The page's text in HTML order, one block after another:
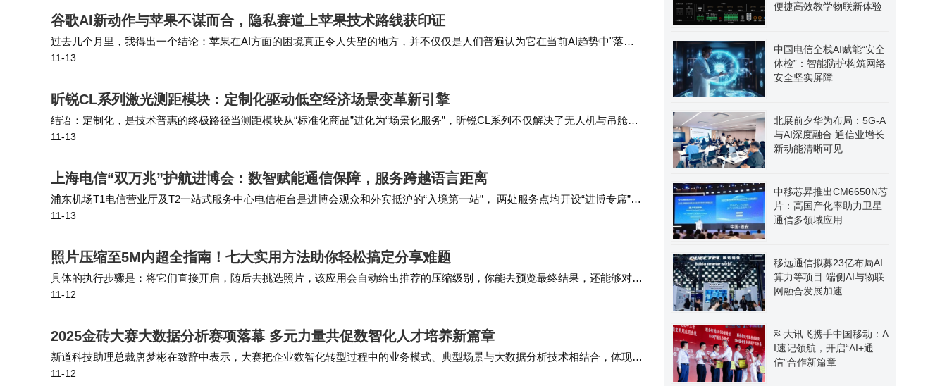
谷歌AI新动作与苹果不谋而合，隐私赛道上苹果技术路线获印证
过去几个月里，我得出一个结论：苹果在AI方面的困境真正令人失望的地方，并不仅仅是人们普遍认为它在当前AI趋势中"落
后"了。 A：苹果确实错过了ChatGPT发布引发的AI变革浪潮，在大语言模型产品方面相比其…
11-13
昕锐CL系列激光测距模块：定制化驱动低空经济场景变革新引擎
结语：定制化，是技术普惠的终极路径当测距模块从“标准化商品”进化为“场景化服务”，昕锐CL系列不仅解决了无人机与吊舱
的“精准降本”难题，更重新定义了技术与需求的关系：技术突破的价值，不在于参数的堆砌，而在于…
11-13
上海电信“双万兆”护航进博会：数智赋能通信保障，服务跨越语言距离
浦东机场T1电信营业厅及T2一站式服务中心电信柜台是进博会观众和外宾抵沪的“入境第一站”， 两处服务点均开设“进博专席”，
为参展人员和往来旅客提供中英双语咨询、交通指引与爱心便民服务。未来，上海电信将持续夯…
11-13
照片压缩至5M内超全指南！七大实用方法助你轻松搞定分享难题
具体的执行步骤是：将它们直接开启，随后去挑选照片，该应用会自动给出推荐的压缩级别，你能去预览最终结果，还能够对某
些设置予以调整，比如把分辨率调低或者转换格式，借此令文件大小小于5MB，这对即时分享至社交媒体来…
11-12
2025金砖大赛大数据分析赛项落幕 多元力量共促数智化人才培养新篇章
新道科技助理总裁唐梦彬在致辞中表示，大赛把企业数智化转型过程中的业务模式、典型场景与大数据分析技术相结合，体现行
业和企业对人员技能的最新标准，让师生深入了解当前数智化企业的运营和管理模式，提升大数据分析的理…
11-12
便捷高效教学物联新体验
中国电信全栈AI赋能“安全
体检”：智能防护构筑网络
安全坚实屏障
北展前夕华为布局：5G-A
与AI深度融合 通信业增长
新动能清晰可见
中移芯昇推出CM6650N芯
片：高国产化率助力卫星
通信多领域应用
移远通信拟募23亿布局AI
算力等项目 端侧AI与物联
网融合发展加速
科大讯飞携手中国移动：A
I速记领航，开启“AI+通
信”合作新篇章